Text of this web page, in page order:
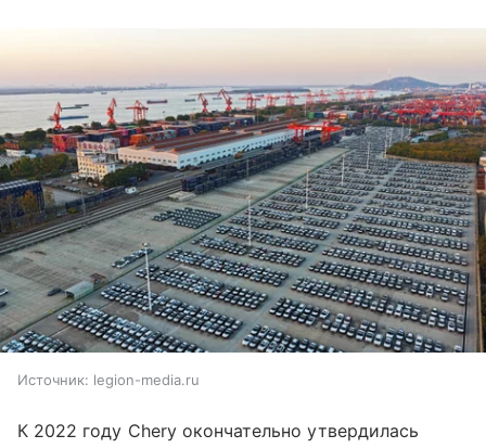
Источник: legion-media.ru
К 2022 году Chery окончательно утвердилась